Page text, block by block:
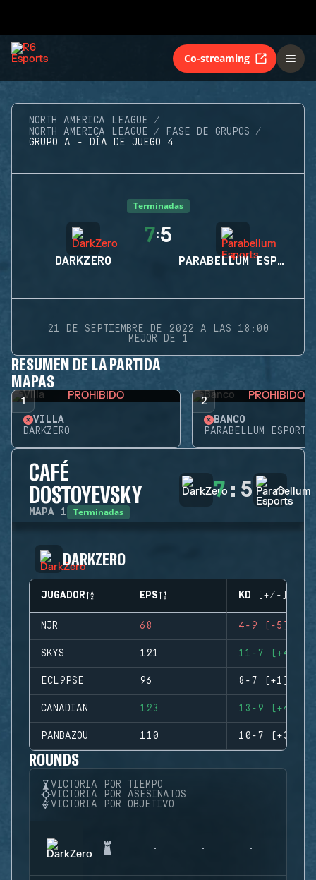
Co-streaming
NORTH AMERICA LEAGUE
NORTH AMERICA LEAGUE
FASE DE GRUPOS
GRUPO A - DÍA DE JUEGO 4
Terminadas
DARKZERO
7:5
PARABELLUM ESPORTS
21 DE SEPTIEMBRE DE 2022 A LAS 18:00
MEJOR DE 1
RESUMEN DE LA PARTIDA
MAPAS
1 PROHIBIDO
VILLA
DARKZERO
2 PROHIBIDO
BANCO
PARABELLUM ESPORTS
CAFÉ
DOSTOYEVSKY
MAPA 1 Terminadas
7: 5
DARKZERO
JUGADOR EPS KD (+/-)
NJR 68 4-9 (-5)
SKYS 121 11-7 (+4)
ECL9PSE 96 8-7 (+1)
CANADIAN 123 13-9 (+4)
PANBAZOU 110 10-7 (+3)
ROUNDS
VICTORIA POR TIEMPO
VICTORIA POR ASESINATOS
VICTORIA POR OBJETIVO